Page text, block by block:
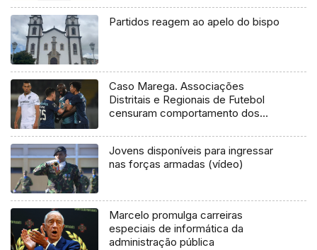
Partidos reagem ao apelo do bispo
Caso Marega. Associações
Distritais e Regionais de Futebol
censuram comportamento dos
Jovens disponíveis para ingressar
nas forças armadas (vídeo)
Marcelo promulga carreiras
especiais de informática da
administração pública